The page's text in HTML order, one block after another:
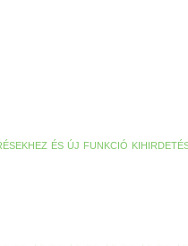
és új funkció